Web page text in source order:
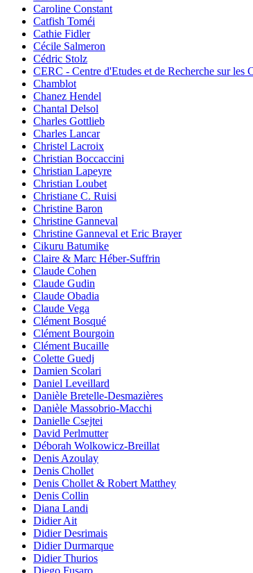
Caroline Constant
Catfish Toméi
Cathie Fidler
Cécile Salmeron
Cédric Stolz
CERC - Centre d'Etudes et de Recherche sur les
Chamblot
Chanez Hendel
Chantal Delsol
Charles Gottlieb
Charles Lancar
Christel Lacroix
Christian Boccaccini
Christian Lapeyre
Christian Loubet
Christiane C. Ruisi
Christine Baron
Christine Ganneval
Christine Ganneval et Eric Brayer
Cikuru Batumike
Claire & Marc Héber-Suffrin
Claude Cohen
Claude Gudin
Claude Obadia
Claude Vega
Clément Bosqué
Clément Bourgoin
Clément Bucaille
Colette Guedj
Damien Scolari
Daniel Leveillard
Danièle Bretelle-Desmazières
Danièle Massobrio-Macchi
Danielle Csejtei
David Perlmutter
Déborah Wolkowicz-Breillat
Denis Azoulay
Denis Chollet
Denis Chollet & Robert Matthey
Denis Collin
Diana Landi
Didier Ait
Didier Desrimais
Didier Durmarque
Didier Thurios